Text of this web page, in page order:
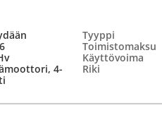
Tyyppi
Toimistomaksu
Käyttövoima
4-
Riki